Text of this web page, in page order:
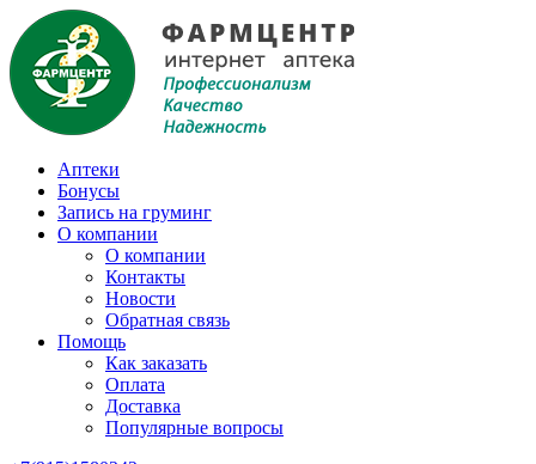
Аптеки
Бонусы
Запись на груминг
О компании
О компании
Контакты
Новости
Обратная связь
Помощь
Как заказать
Оплата
Доставка
Популярные вопросы